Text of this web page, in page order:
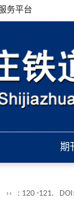
务平台
期
›› : 120 -121. DOI: